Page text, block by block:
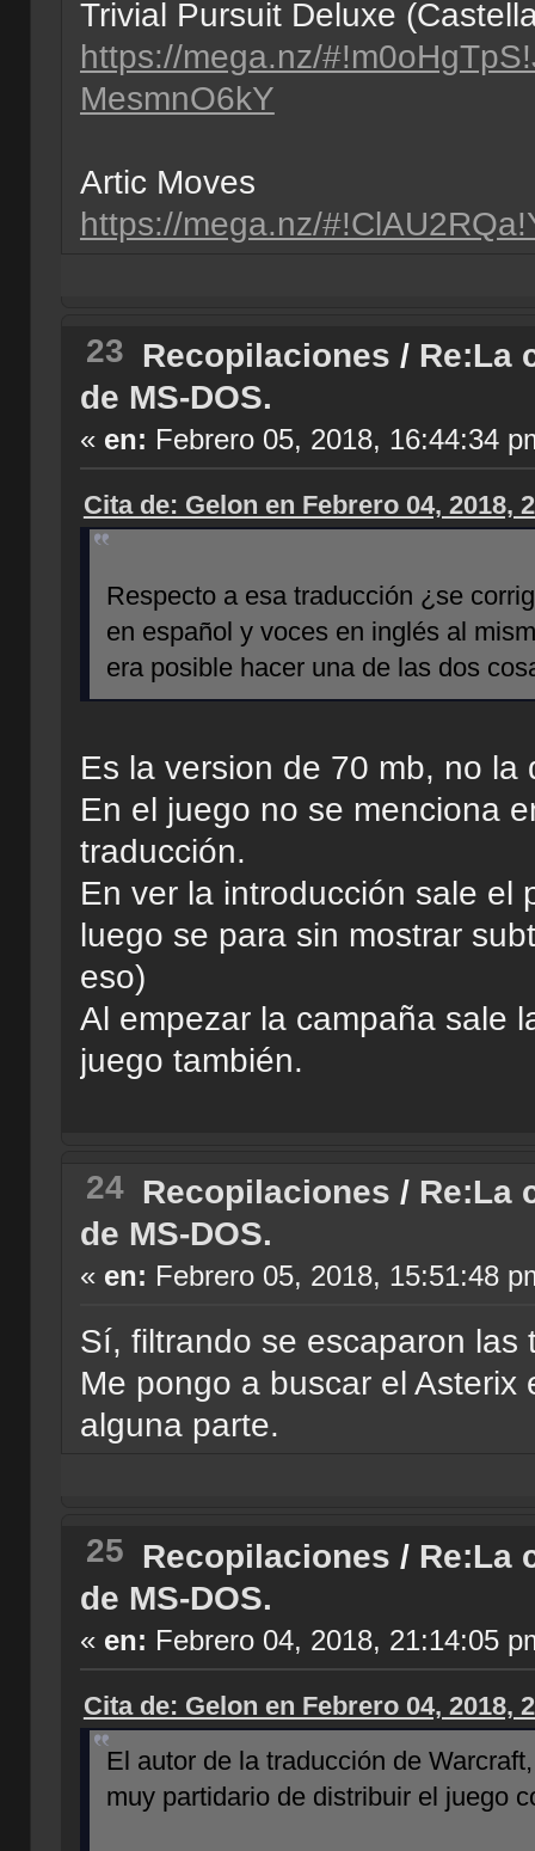
Trivial Pursuit Deluxe
https://mega.nz/
MesmnO6kY
Artic Moves
https://mega.nz/
23 Recopilaciones / Re:La
de MS-DOS.
« en: Febrero 05, 2018, 16:44:34
Cita de: Gelon en Febrero 04, 2018,
Respecto a esa traducción ¿se
en español y voces en inglés al
era posible hacer una de las dos
Es la version de 70 mb, no la
En el juego no se menciona
traducción.
En ver la introducción sale el
luego se para sin mostrar
eso)
Al empezar la campaña sale
juego también.
24 Recopilaciones / Re:La
de MS-DOS.
« en: Febrero 05, 2018, 15:51:48
Sí, filtrando se escaparon
Me pongo a buscar el
alguna parte.
25 Recopilaciones / Re:La
de MS-DOS.
« en: Febrero 04, 2018, 21:14:05
Cita de: Gelon en Febrero 04, 2018,
El autor de la traducción de
muy partidario de distribuir el juego